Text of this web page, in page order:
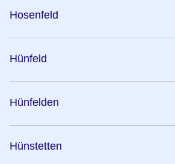
Hosenfeld
Hünfeld
Hünfelden
Hünstetten